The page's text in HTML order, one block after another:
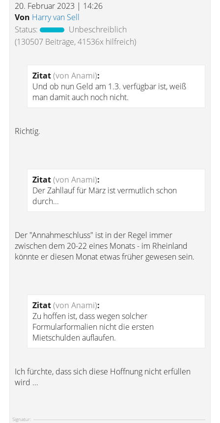
20. Februar 2023 | 14:26
Von Harry van Sell
Status:
Unbeschreiblich
(130507 Beiträge, 41536x hilfreich)
Zitat(von Anami):
Und ob nun Geld am 1.3. verfügbar ist, weiß
man damit auch noch nicht.
Richtig.
Zitat(von Anami):
Der Zahllauf für März ist vermutlich schon
durch...
Der "Annahmeschluss" ist in der Regel immer
zwischen dem 20-22 eines Monats - im Rheinland
könnte er diesen Monat etwas früher gewesen sein.
Zitat(von Anami):
Zu hoffen ist, dass wegen solcher
Formularformalien nicht die ersten
Mietschulden auflaufen.
Ich fürchte, dass sich diese Hoffnung nicht erfüllen
wird ...
Signatur: